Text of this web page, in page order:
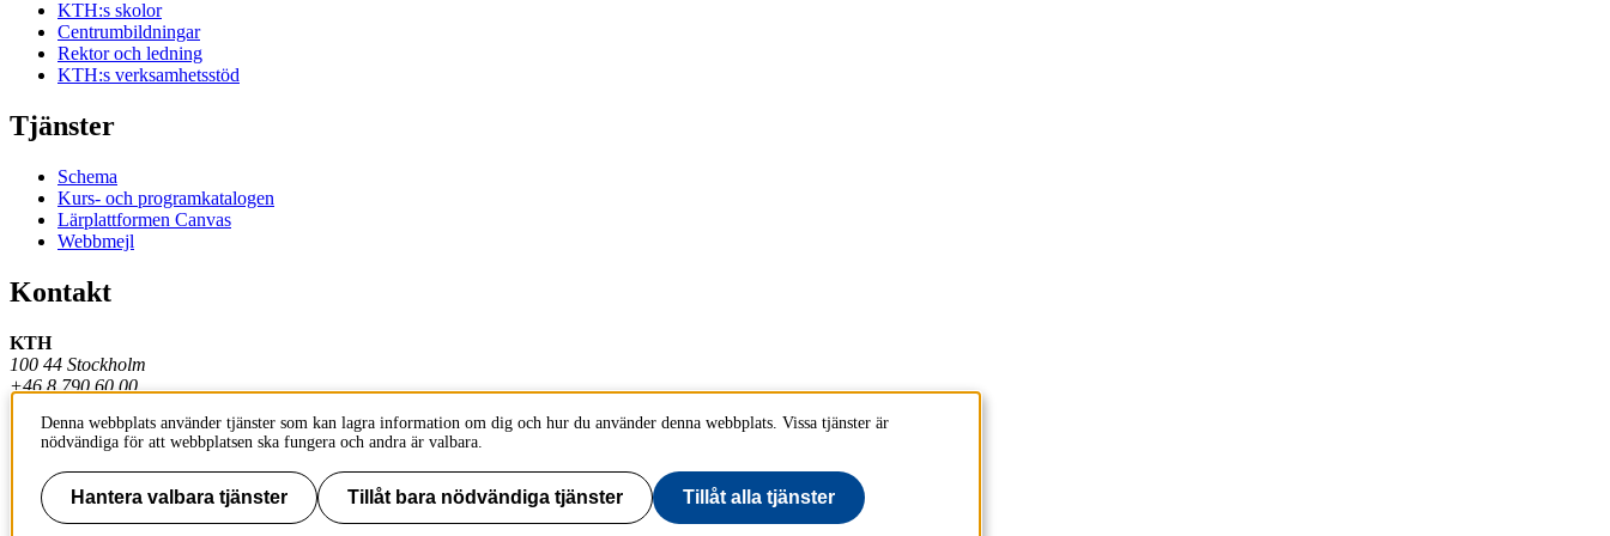
KTH:s skolor
Centrumbildningar
Rektor och ledning
KTH:s verksamhetsstöd
Tjänster
Schema
Kurs- och programkatalogen
Lärplattformen Canvas
Webbmejl
Kontakt
KTH
100 44 Stockholm
+46 8 790 60 00
Kontakta KTH
Jobba på KTH
Press och media
Faktura och betalning KTH
Om KTH:s webbplatser
Denna webbplats använder tjänster som kan lagra information om dig och hur du använder denna webbplats. Vissa tjänster är
nödvändiga för att webbplatsen ska fungera och andra är valbara.
Hantera valbara tjänster Tillåt bara nödvändiga tjänster Tillåt alla tjänster